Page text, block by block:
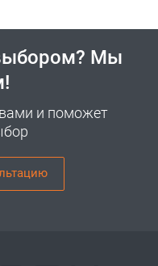
Мы
и поможет